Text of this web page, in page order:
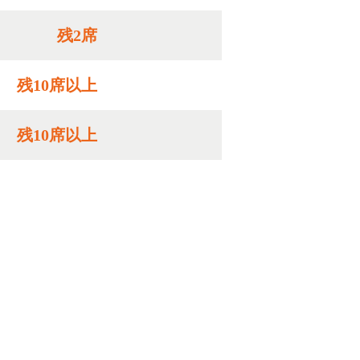
残2席
残10席以上
残10席以上